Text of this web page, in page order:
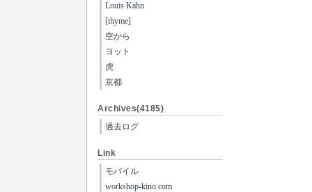
Louis Kahn
[thyme]
空から
ヨット
虎
京都
Archives(4185)
過去ログ
Link
モバイル
workshop-kino.com